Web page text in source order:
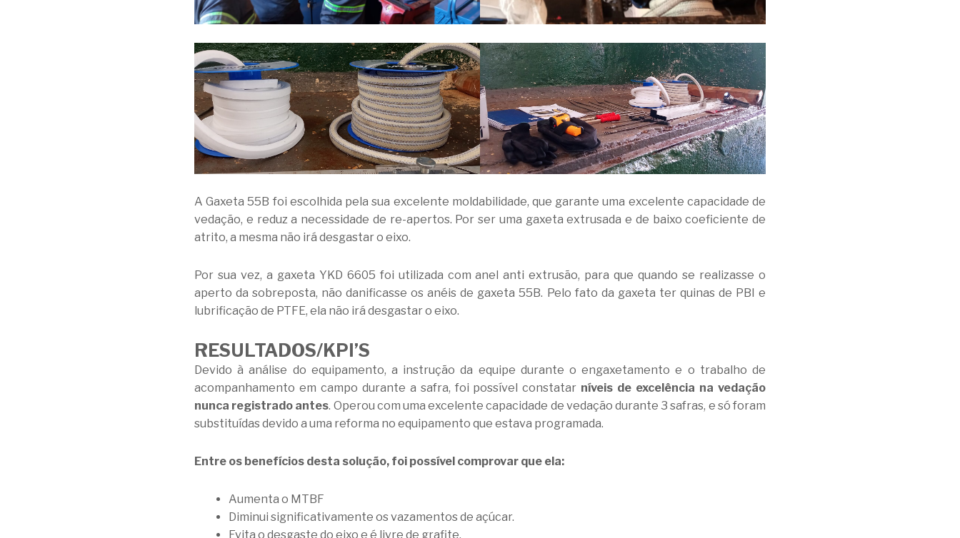
A Gaxeta 55B foi escolhida pela sua excelente moldabilidade, que garante uma excelente capacidade de
vedação, e reduz a necessidade de re-apertos. Por ser uma gaxeta extrusada e de baixo coeficiente de
atrito, a mesma não irá desgastar o eixo.
Por sua vez, a gaxeta YKD 6605 foi utilizada com anel anti extrusão, para que quando se realizasse o
aperto da sobreposta, não danificasse os anéis de gaxeta 55B. Pelo fato da gaxeta ter quinas de PBI e
lubrificação de PTFE, ela não irá desgastar o eixo.
RESULTADOS/KPI’S
Devido à análise do equipamento, a instrução da equipe durante o engaxetamento e o trabalho de
acompanhamento em campo durante a safra, foi possível constatar níveis de excelência na vedação
nunca registrado antes. Operou com uma excelente capacidade de vedação durante 3 safras, e só foram
substituídas devido a uma reforma no equipamento que estava programada.
Entre os benefícios desta solução, foi possível comprovar que ela:
Aumenta o MTBF
Diminui significativamente os vazamentos de açúcar.
Evita o desgaste do eixo e é livre de grafite.